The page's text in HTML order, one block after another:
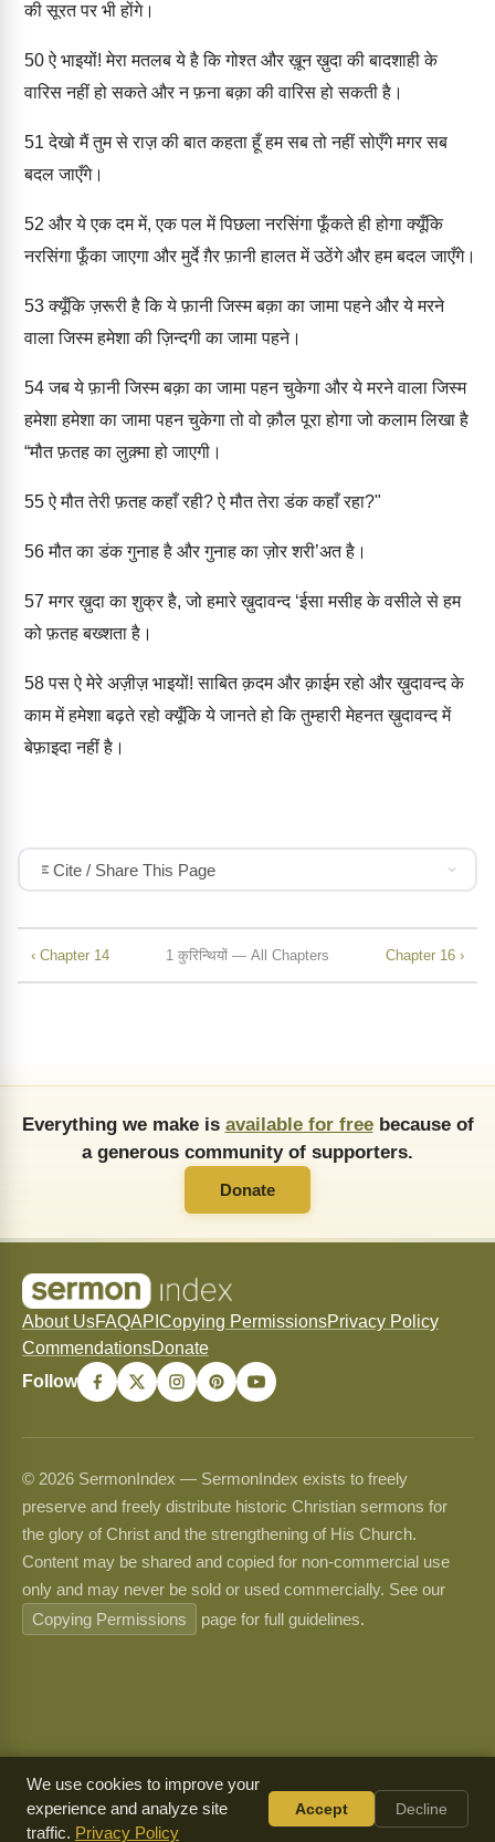
की सूरत पर भी होंगे।
50ऐ भाइयों! मेरा मतलब ये है कि गोश्त और ख़ून ख़ुदा की बादशाही के
वारिस नहीं हो सकते और न फ़ना बक़ा की वारिस हो सकती है।
51 देखो मैं तुम से राज़ की बात कहता हूँ हम सब तो नहीं सोएँगे मगर सब
बदल जाएँगे।
52 और ये एक दम में, एक पल में पिछला नरसिंगा फूँकते ही होगा क्यूँकि
नरसिंगा फूँका जाएगा और मुर्दे ग़ैर फ़ानी हालत में उठेंगे और हम बदल जाएँगे।
53क्यूँकि ज़रूरी है कि ये फ़ानी जिस्म बक़ा का जामा पहने और ये मरने
वाला जिस्म हमेशा की ज़िन्दगी का जामा पहने।
54जब ये फ़ानी जिस्म बक़ा का जामा पहन चुकेगा और ये मरने वाला जिस्म
हमेशा हमेशा का जामा पहन चुकेगा तो वो क़ौल पूरा होगा जो कलाम लिखा है
“मौत फ़तह का लुक़्मा हो जाएगी।
55ऐ मौत तेरी फ़तह कहाँ रही? ऐ मौत तेरा डंक कहाँ रहा?"
56मौत का डंक गुनाह है और गुनाह का ज़ोर शरी’अत है।
57 मगर ख़ुदा का शुक्र है, जो हमारे ख़ुदावन्द ‘ईसा मसीह के वसीले से हम
को फ़तह बख्शता है।
58पस ऐ मेरे अज़ीज़ भाइयों! साबित क़दम और क़ाईम रहो और ख़ुदावन्द के
काम में हमेशा बढ़ते रहो क्यूँकि ये जानते हो कि तुम्हारी मेहनत ख़ुदावन्द में
बेफ़ाइदा नहीं है।
Cite / Share This Page
‹ Chapter 14 1 कुरिन्थियों — All Chapters Chapter 16 ›
Everything we make is available for freebecause of
a generous community of supporters.
Donate
About UsFAQAPI Copying PermissionsPrivacy Policy
CommendationsDonate
Follow
© 2026 SermonIndex — SermonIndex exists to freely
preserve and freely distribute historic Christian sermons for
the glory of Christ and the strengthening of His Church.
Content may be shared and copied for non-commercial use
only and may never be sold or used commercially. See our
Copying Permissions
page for full guidelines.
We use cookies to improve your
experience and analyze site
traffic. Privacy Policy
Accept Decline